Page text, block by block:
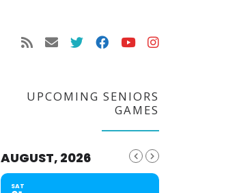
UPCOMING SENIORS
GAMES
AUGUST, 2026
SAT